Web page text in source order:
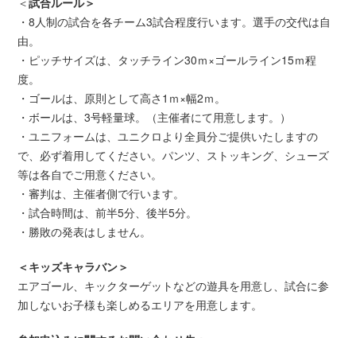
・8人制の試合を各チーム3試合程度行います。選手の交代は自
由。
・ピッチサイズは、タッチライン30ｍ×ゴールライン15ｍ程
度。
・ゴールは、原則として高さ1ｍ×幅2ｍ。
・ボールは、3号軽量球。（主催者にて用意します。）
・ユニフォームは、ユニクロより全員分ご提供いたしますの
で、必ず着用してください。パンツ、ストッキング、シューズ
等は各自でご用意ください。
・審判は、主催者側で行います。
・試合時間は、前半5分、後半5分。
・勝敗の発表はしません。
＜キッズキャラバン＞
エアゴール、キックターゲットなどの遊具を用意し、試合に参
加しないお子様も楽しめるエリアを用意します。